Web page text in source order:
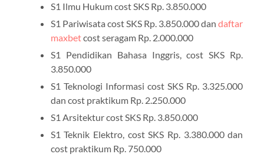
S1 Ilmu Hukum cost SKS Rp. 3.850.000
S1 Pariwisata cost SKS Rp. 3.850.000 dandaftar
maxbetcost seragam Rp. 2.000.000
S1 Pendidikan Bahasa Inggris, cost SKS Rp.
3.850.000
S1 Teknologi Informasi cost SKS Rp. 3.325.000
dan cost praktikum Rp. 2.250.000
S1 Arsitektur cost SKS Rp. 3.850.000
S1 Teknik Elektro, cost SKS Rp. 3.380.000 dan
cost praktikum Rp. 750.000